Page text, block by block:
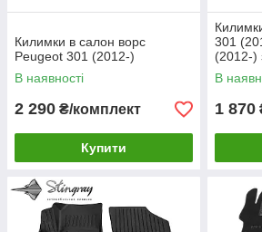
Килимки в салон ворс
Peugeot 301 (2012-)
В наявності
2 290 ₴/комплект
Купити
301
(2012-)
В
1 870